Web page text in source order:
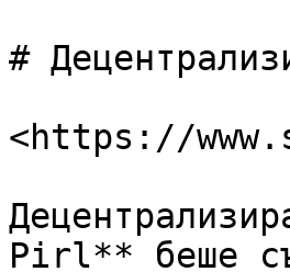
#
​<https://
Pirl** беше